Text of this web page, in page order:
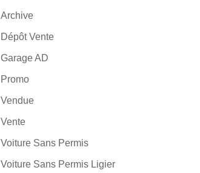
Archive
Dépôt Vente
Garage AD
Promo
Vendue
Vente
Voiture Sans Permis
Voiture Sans Permis Ligier